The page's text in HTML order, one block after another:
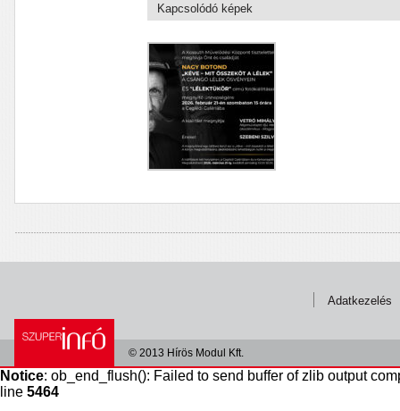
Kapcsolódó képek
Adatkezelés
© 2013 Hírös Modul Kft.
Notice: ob_end_flush(): Failed to send buffer of zlib output
line 5464